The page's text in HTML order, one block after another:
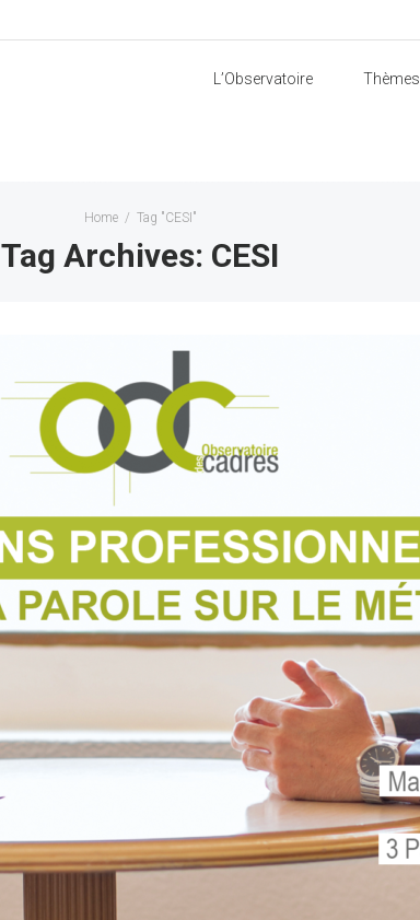
L’Observatoire Thèmes
Home / Tag "CESI"
Tag Archives: CESI